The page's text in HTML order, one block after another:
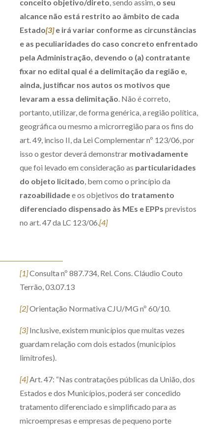
conceito objetivo/direto, sendo assim, o seu
alcance não está restrito ao âmbito de cada
Estado[3]e irá variar conforme as circunstâncias
e as peculiaridades do caso concreto enfrentado
pela Administração, devendo o (a) contratante
fixar no edital qual é a delimitação da região e,
ainda, justificar nos autos os motivos que
levaram a essa delimitação. Não é correto,
portanto, utilizar, de forma genérica, a região política,
geográfica ou mesmo a microrregião para os fins do
art. 49, inciso II, da Lei Complementar nº 123/06, por
isso o gestor deverá demonstrar motivadamente
que foi levado em consideração as particularidades
do objeto licitado, bem como o princípio da
razoabilidadee os objetivos do tratamento
diferenciado dispensado às MEs e EPPs previstos
no art. 47 da LC 123/06.[4]
[1]Consulta nº 887.734, Rel. Cons. Cláudio Couto
Terrão, 03.07.13
[2]Orientação Normativa CJU/MG nº 60/10.
[3]Inclusive, existem municípios que muitas vezes
guardam relação com dois estados (municípios
limítrofes).
[4]Art. 47: “Nas contratações públicas da União, dos
Estados e dos Municípios, poderá ser concedido
tratamento diferenciado e simplificado para as
microempresas e empresas de pequeno porte